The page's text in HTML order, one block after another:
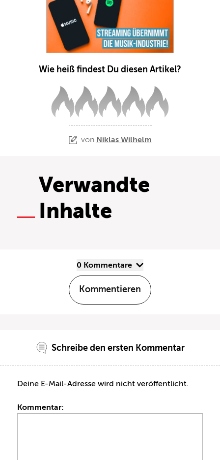
Wie heiß findest Du diesen Artikel?
von Niklas Wilhelm
Verwandte
Inhalte
0 Kommentare
Kommentieren
Schreibe den ersten Kommentar
Deine E-Mail-Adresse wird nicht veröffentlicht.
Kommentar: